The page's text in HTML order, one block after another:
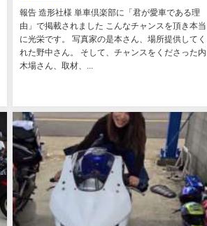
報告 造形社様 単車倶楽部に「君が愛車である理
由」で掲載されました こんなチャンスを頂き本当
に光栄です。 写真家の是本さん、場所提供してく
れた野中さん。 そして、チャンスをくださった内
木場さん、取材、...